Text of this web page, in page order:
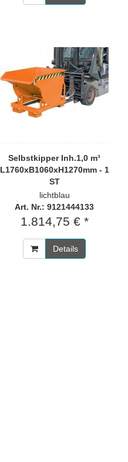
Selbstkipper Inh.1,0 m³
L1760xB1060xH1270mm - 1
ST
lichtblau
Art. Nr.: 9121444133
1.814,75 € *
Details